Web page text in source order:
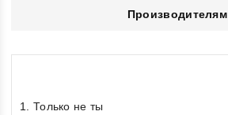
Производителям
1. Только не ты